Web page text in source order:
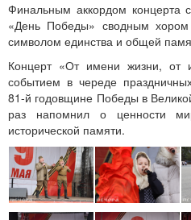
Финальным аккордом концерта
«День Победы» сводным
символом единства и общей
Концерт «От имени жизни, от
событием в череде
81-й годовщине Победы в
раз напомнил о ценности
исторической памяти.